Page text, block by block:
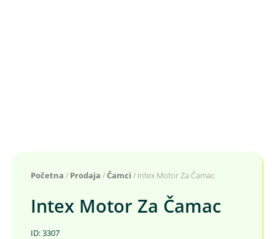
Početna / Prodaja /Čamci / Intex Motor Za Čamac
Intex Motor Za Čamac
ID: 3307